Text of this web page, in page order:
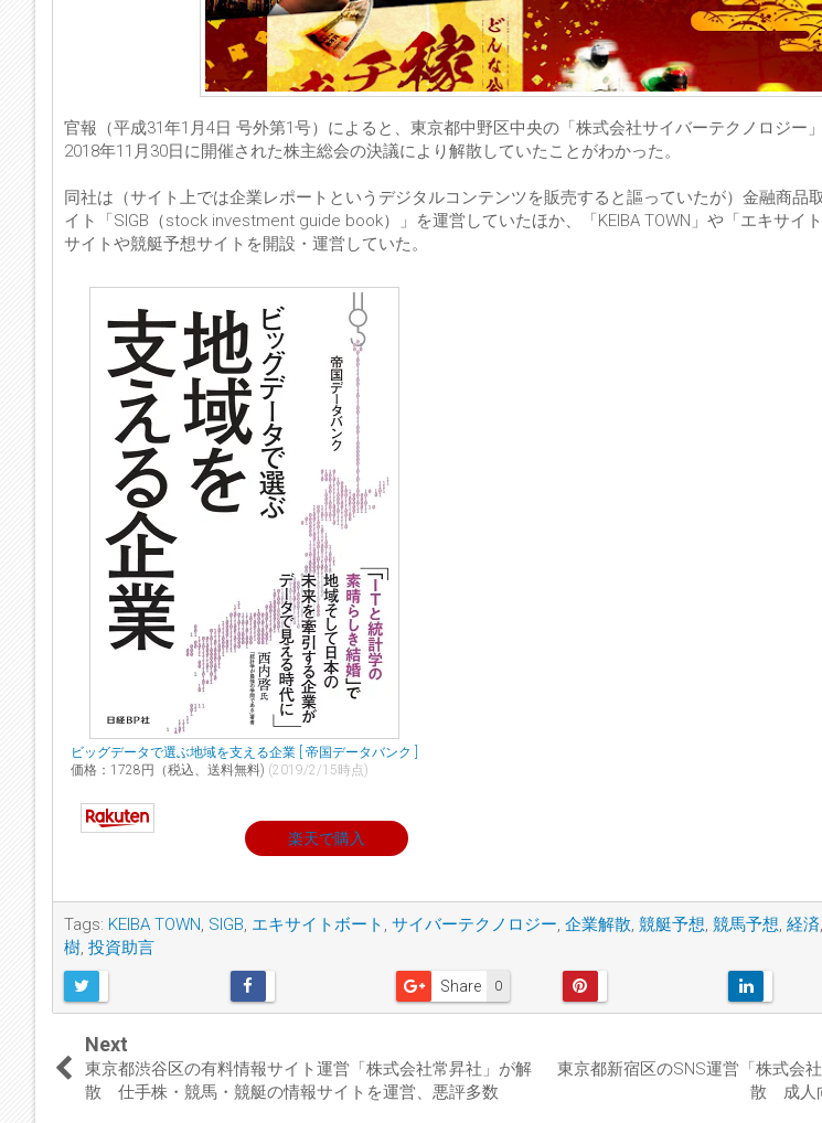
官報（平成31年1月4日 号外第1号）によると、東京都中野区中央の「株式会社サイバーテクノロジー
2018年11月30日に開催された株主総会の決議により解散していたことがわかった。
同社は（サイト上では企業レポートというデジタルコンテンツを販売すると謳っていたが）金融商品
イト「SIGB（stock investment guide book）」を運営していたほか、「KEIBA TOWN」や「エキサイ
サイトや競艇予想サイトを開設・運営していた。
ビッグデータで選ぶ地域を支える企業 [ 帝国データバンク ]
価格：1728円（税込、送料無料) (2019/2/15時点)
楽天で購入
Tags: KEIBA TOWN, SIGB, エキサイトボート , サイバーテクノロジー, 企業解散, 競艇予想, 競馬予想, 経済,
樹, 投資助言
0
Share
Next
東京都渋谷区の有料情報サイト運営「株式会社常昇社」が解
散 仕手株・競馬・競艇の情報サイトを運営、悪評多数
東京都新宿区のSNS運営「株式会
散 成人